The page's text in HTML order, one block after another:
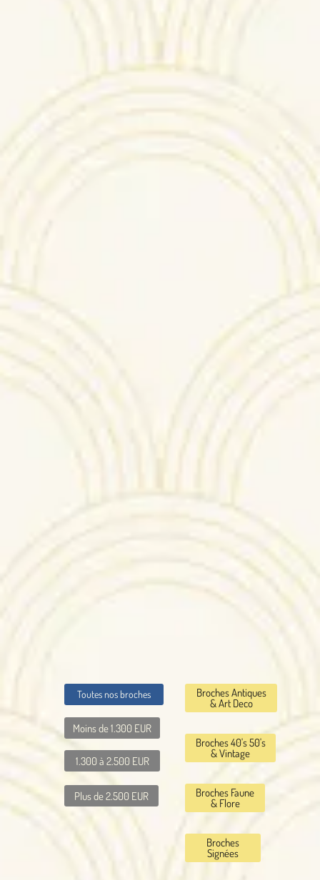
Broches Faune
& Flore
Broches Antiques
& Art Deco
Broches 40's 50's
& Vintage
Broches
Signées
Toutes nos broches
Plus de 2.500 EUR
Moins de 1.300 EUR
1.300 à 2.500 EUR